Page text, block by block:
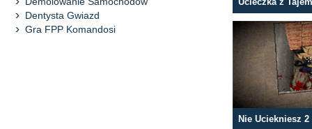
Dentysta Gwiazd
Gra FPP Komandosi
Nie Uciekniesz 2